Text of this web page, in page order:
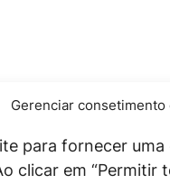
Gerenciar consetimento
para fornecer
clicar em “Permitir